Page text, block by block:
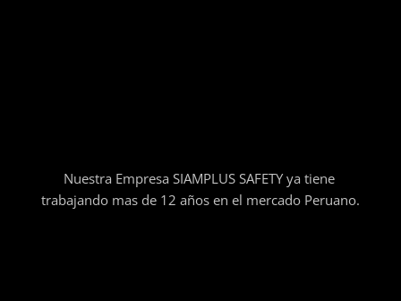
Nuestra Empresa SIAMPLUS SAFETY ya tiene
trabajando mas de 12 años en el mercado Peruano.